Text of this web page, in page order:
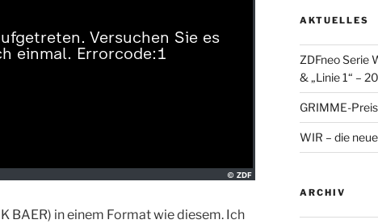
BAER) in einem Format wie diesem. Ich
Facebook
Twitter
AKTUELLES
ZDFneo Serie
& „Linie 1“ –
GRIMME-
WIR – die
ARCHIV